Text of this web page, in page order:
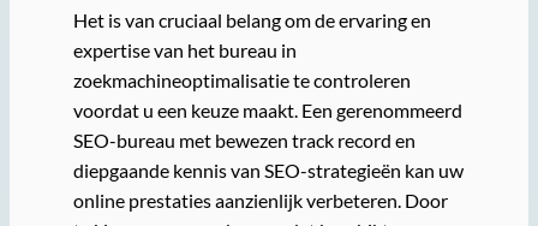
Het is van cruciaal belang om de ervaring en
expertise van het bureau in
zoekmachineoptimalisatie te controleren
voordat u een keuze maakt. Een gerenommeerd
SEO-bureau met bewezen track record en
diepgaande kennis van SEO-strategieën kan uw
online prestaties aanzienlijk verbeteren. Door